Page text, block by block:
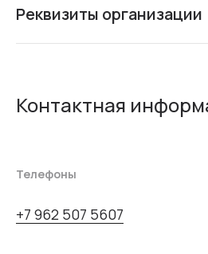
Реквизиты организации
Контактная
Телефоны
+7 962 507 5607